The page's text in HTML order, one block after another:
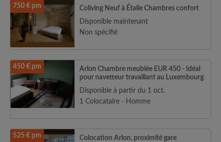
750 € pm
Coliving Neuf à Étalle Chambres confort
Disponible maintenant
Non spécifié
450 € pm
Arlon Chambre meublée EUR 450 - Idéal
pour navetteur travaillant au Luxembourg
Disponible à partir du 1 oct.
1 Colocataire - Homme
525 € pm
Colocation Arlon, proximité gare